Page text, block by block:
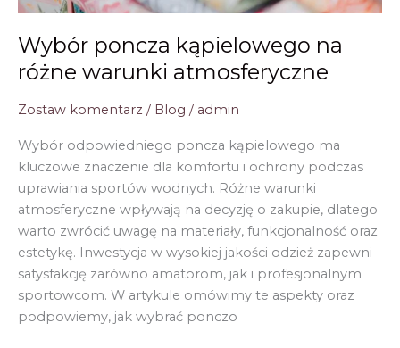
Wybór poncza kąpielowego na
różne warunki atmosferyczne
Zostaw komentarz / Blog / admin
Wybór odpowiedniego poncza kąpielowego ma
kluczowe znaczenie dla komfortu i ochrony podczas
uprawiania sportów wodnych. Różne warunki
atmosferyczne wpływają na decyzję o zakupie, dlatego
warto zwrócić uwagę na materiały, funkcjonalność oraz
estetykę. Inwestycja w wysokiej jakości odzież zapewni
satysfakcję zarówno amatorom, jak i profesjonalnym
sportowcom. W artykule omówimy te aspekty oraz
podpowiemy, jak wybrać ponczo